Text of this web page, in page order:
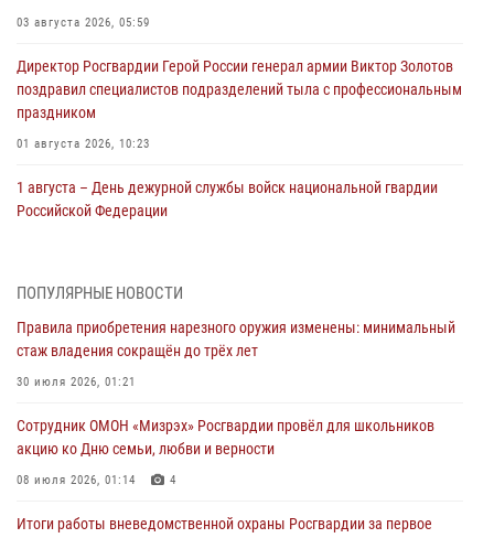
03 августа 2026, 05:59
Директор Росгвардии Герой России генерал армии Виктор Золотов
поздравил специалистов подразделений тыла с профессиональным
праздником
01 августа 2026, 10:23
1 августа – День дежурной службы войск национальной гвардии
Российской Федерации
В Росгвардии вспоминают российских воинов, погибших в Первой
01 августа 2026, 10:19
Внесены изменения в правила проведения контрольного отстрела
31 июля 2026, 01:48
Правила приобретения нарезного оружия изменены: минимальный
ПОПУЛЯРНЫЕ НОВОСТИ
Правила приобретения нарезного оружия изменены: минимальный
стаж владения сокращён до трёх лет
30 июля 2026, 01:21
Сотрудник ОМОН «Мизрэх» Росгвардии провёл для школьников
акцию ко Дню семьи, любви и верности
08 июля 2026, 01:14 4
Итоги работы вневедомственной охраны Росгвардии за первое